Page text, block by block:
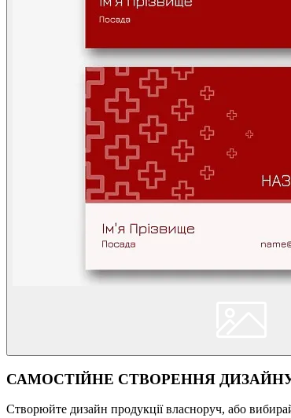
САМОСТІЙНЕ СТВОРЕННЯ ДИЗАЙНУ
Створюйте дизайн продукції власноруч, або